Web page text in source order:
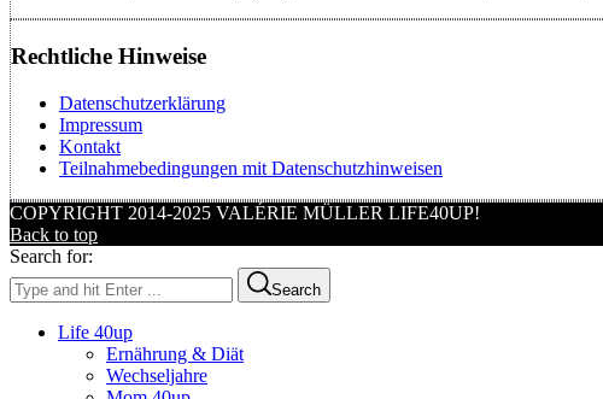
Rechtliche Hinweise
Datenschutzerklärung
Impressum
Kontakt
Teilnahmebedingungen mit Datenschutzhinweisen
COPYRIGHT 2014-2025 VALÉRIE MÜLLER LIFE40UP!
Back to top
Search for:
Search
Life 40up
Ernährung & Diät
Wechseljahre